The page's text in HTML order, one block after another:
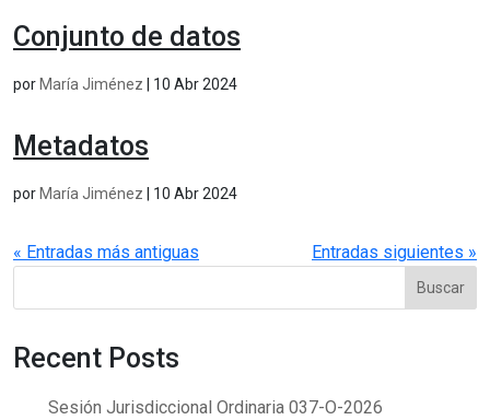
Conjunto de datos
por María Jiménez 10 Abr 2024
Metadatos
por María Jiménez 10 Abr 2024
« Entradas más antiguas Entradas siguientes »
Buscar
Recent Posts
Sesión Jurisdiccional Ordinaria 037-O-2026